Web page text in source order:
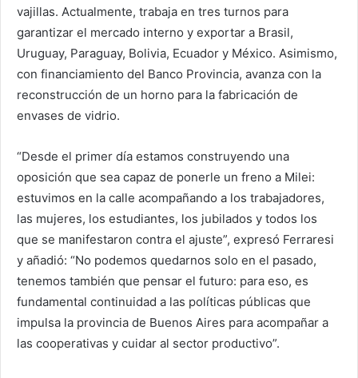
vajillas. Actualmente, trabaja en tres turnos para
garantizar el mercado interno y exportar a Brasil,
Uruguay, Paraguay, Bolivia, Ecuador y México. Asimismo,
con financiamiento del Banco Provincia, avanza con la
reconstrucción de un horno para la fabricación de
envases de vidrio.
“Desde el primer día estamos construyendo una
oposición que sea capaz de ponerle un freno a Milei:
estuvimos en la calle acompañando a los trabajadores,
las mujeres, los estudiantes, los jubilados y todos los
que se manifestaron contra el ajuste”, expresó Ferraresi
y añadió: “No podemos quedarnos solo en el pasado,
tenemos también que pensar el futuro: para eso, es
fundamental continuidad a las políticas públicas que
impulsa la provincia de Buenos Aires para acompañar a
las cooperativas y cuidar al sector productivo”.